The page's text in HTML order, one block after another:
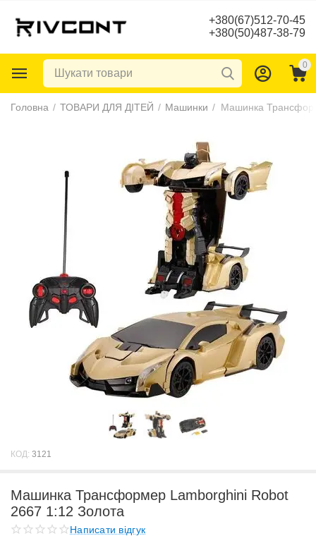
+380(67)512-70-45
+380(50)487-38-79
0
Головна / ТОВАРИ ДЛЯ ДІТЕЙ / Машинки /
КОД: 3121
Машинка Трансформер Lamborghini Robot
2667 1:12 Золота
Написати відгук